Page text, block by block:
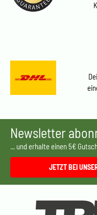
Newsletter
... und erhalte einen 5€
JETZT BEI